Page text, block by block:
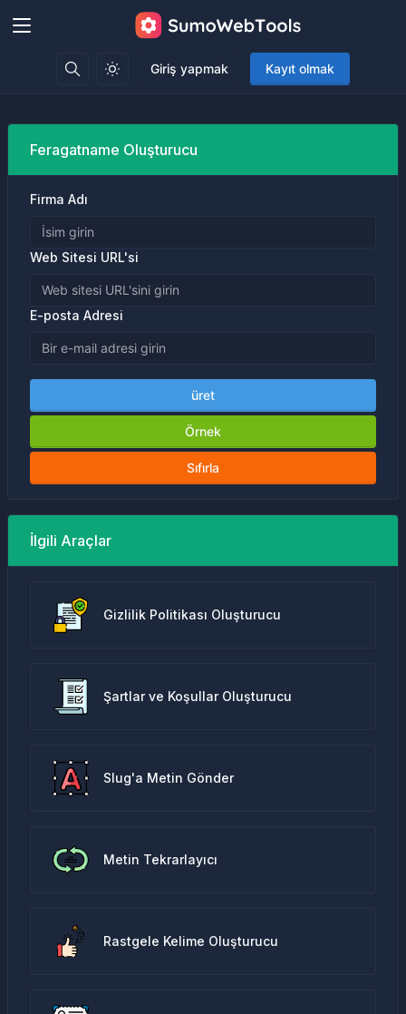
Giriş yapmak Kayıt olmak
Feragatname Oluşturucu
Firma Adı
Web Sitesi URL'si
E-posta Adresi
üret
Örnek
Sıfırla
İlgili Araçlar
Gizlilik Politikası Oluşturucu
Şartlar ve Koşullar Oluşturucu
Slug'a Metin Gönder
Metin Tekrarlayıcı
Rastgele Kelime Oluşturucu